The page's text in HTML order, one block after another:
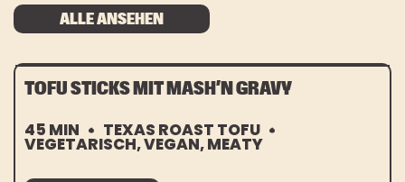
ALLE ANSEHEN
TOFU STICKS MIT MASH’N GRAVY
45 MIN TEXAS ROAST TOFU
VEGETARISCH, VEGAN, MEATY